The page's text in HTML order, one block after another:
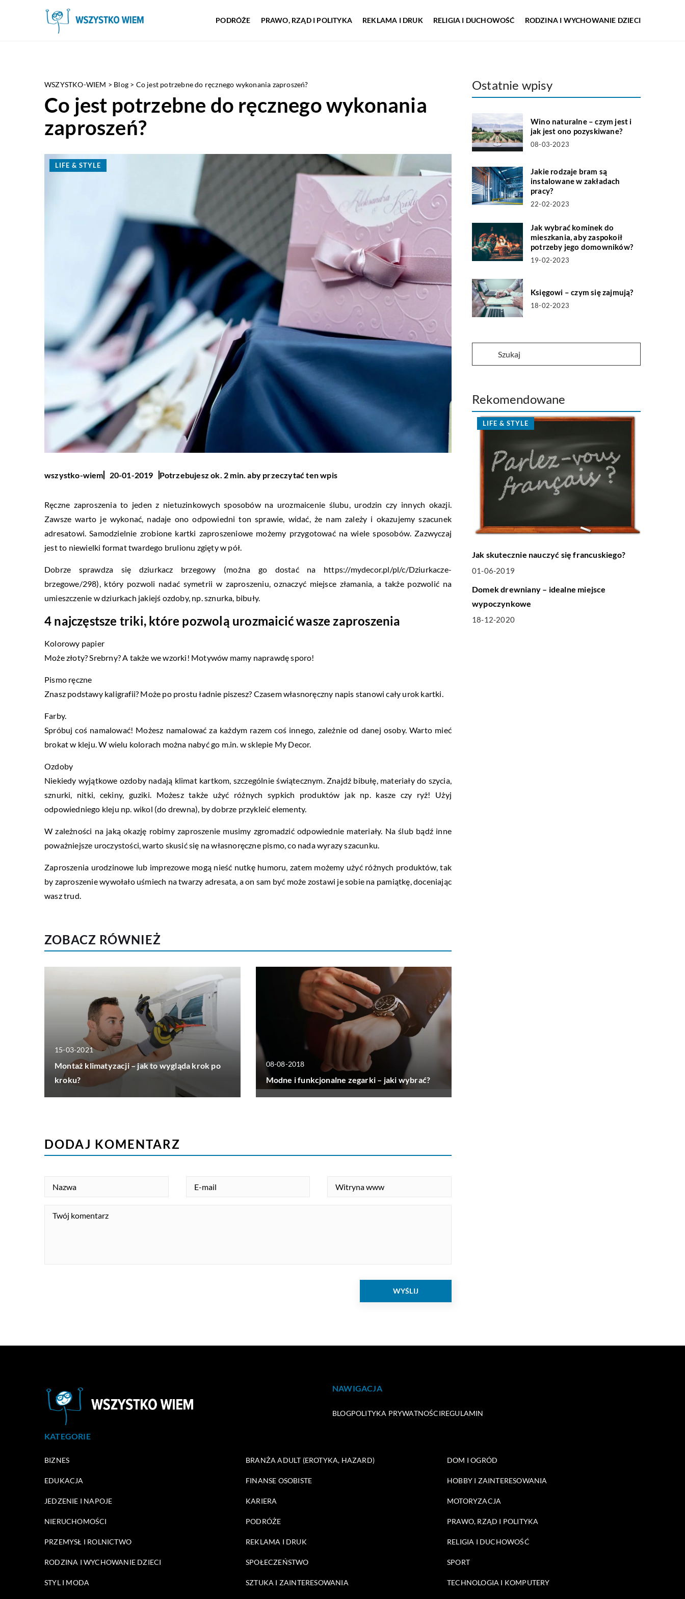
PODRÓŻE PRAWO, RZĄD I POLITYKA REKLAMA I DRUK RELIGIA I DUCHOWOŚĆ RODZINA I WYCHOWANIE DZIECI
WSZYSTKO-WIEM > Blog > Co jest potrzebne do ręcznego wykonania zaproszeń?
Co jest potrzebne do ręcznego wykonania
zaproszeń?
LIFE & STYLE
wszystko-wiem 20-01-2019 Potrzebujesz ok. 2 min. aby przeczytać ten wpis
Ręczne zaproszenia to jeden z nietuzinkowych sposobów na urozmaicenie ślubu, urodzin czy innych okazji.
Zawsze warto je wykonać, nadaje ono odpowiedni ton sprawie, widać, że nam zależy i okazujemy szacunek
adresatowi. Samodzielnie zrobione kartki zaproszeniowe możemy przygotować na wiele sposobów. Zazwyczaj
jest to niewielki format twardego brulionu zgięty w pół.
Dobrze sprawdza się dziurkacz brzegowy (można go dostać na https://mydecor.pl/pl/c/Dziurkacze-
brzegowe/298), który pozwoli nadać symetrii w zaproszeniu, oznaczyć miejsce złamania, a także pozwolić na
umieszczenie w dziurkach jakiejś ozdoby, np. sznurka, bibuły.
4 najczęstsze triki, które pozwolą urozmaicić wasze zaproszenia
Kolorowy papier
Może złoty? Srebrny? A także we wzorki! Motywów mamy naprawdę sporo!
Pismo ręczne
Znasz podstawy kaligrafii? Może po prostu ładnie piszesz? Czasem własnoręczny napis stanowi cały urok kartki.
Farby.
Spróbuj coś namalować! Możesz namalować za każdym razem coś innego, zależnie od danej osoby. Warto mieć
brokat w kleju. W wielu kolorach można nabyć go m.in. w sklepie My Decor.
Ozdoby
Niekiedy wyjątkowe ozdoby nadają klimat kartkom, szczególnie świątecznym. Znajdź bibułę, materiały do szycia,
sznurki, nitki, cekiny, guziki. Możesz także użyć różnych sypkich produktów jak np. kasze czy ryż! Użyj
odpowiedniego kleju np. wikol (do drewna), by dobrze przykleić elementy.
W zależności na jaką okazję robimy zaproszenie musimy zgromadzić odpowiednie materiały. Na ślub bądź inne
poważniejsze uroczystości, warto skusić się na własnoręczne pismo, co nada wyrazy szacunku.
Zaproszenia urodzinowe lub imprezowe mogą nieść nutkę humoru, zatem możemy użyć różnych produktów, tak
by zaproszenie wywołało uśmiech na twarzy adresata, a on sam być może zostawi je sobie na pamiątkę, doceniając
wasz trud.
ZOBACZ RÓWNIEŻ
15-03-2021
Montaż klimatyzacji – jak to wygląda krok po
kroku?
08-08-2018
Modne i funkcjonalne zegarki – jaki wybrać?
Ostatnie wpisy
Wino naturalne – czym jest i
jak jest ono pozyskiwane?
08-03-2023
Jakie rodzaje bram są
instalowane w zakładach
pracy?
22-02-2023
Jak wybrać kominek do
mieszkania, aby zaspokoił
potrzeby jego domowników?
19-02-2023
Księgowi – czym się zajmują?
18-02-2023
Rekomendowane
LIFE & STYLE
Jak skutecznie nauczyć się francuskiego?
01-06-2019
HOBBY I RELAKS-WYPOCZYNEK
Domek drewniany – idealne miejsce
wypoczynkowe
18-12-2020
DODAJ KOMENTARZ
NAWIGACJA
BLOGPOLITYKA PRYWATNOŚCIREGULAMIN
KATEGORIE
BIZNES BRANŻA ADULT (EROTYKA, HAZARD) DOM I OGRÓD
EDUKACJA FINANSE OSOBISTE HOBBY I ZAINTERESOWANIA
JEDZENIE I NAPOJE KARIERA MOTORYZACJA
NIERUCHOMOŚCI PODRÓŻE PRAWO, RZĄD I POLITYKA
PRZEMYSŁ I ROLNICTWO REKLAMA I DRUK RELIGIA I DUCHOWOŚĆ
RODZINA I WYCHOWANIE DZIECI SPOŁECZEŃSTWO SPORT
STYL I MODA SZTUKA I ZAINTERESOWANIA TECHNOLOGIA I KOMPUTERY